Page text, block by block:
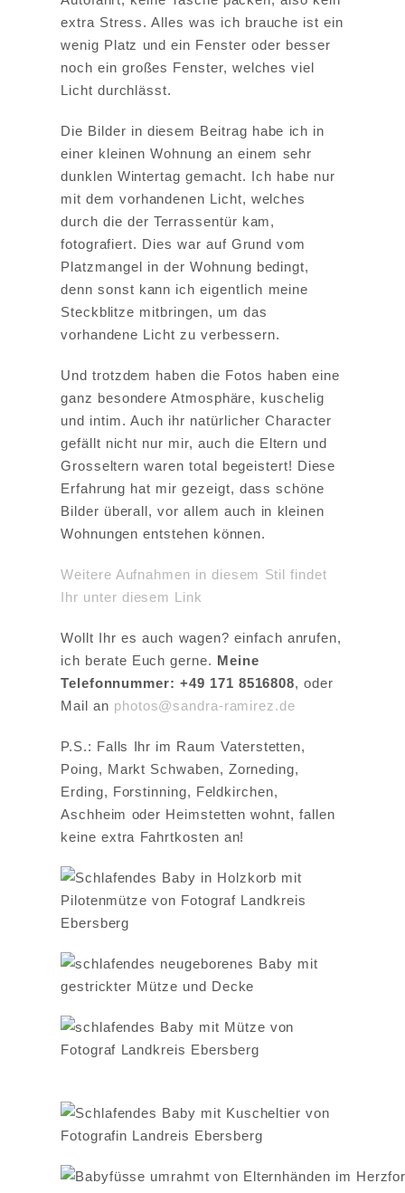
extra Stress. Alles was ich brauche ist ein
wenig Platz und ein Fenster oder besser
noch ein großes Fenster, welches viel
Licht durchlässt.
Die Bilder in diesem Beitrag habe ich in
einer kleinen Wohnung an einem sehr
dunklen Wintertag gemacht. Ich habe nur
mit dem vorhandenen Licht, welches
durch die der Terrassentür kam,
fotografiert. Dies war auf Grund vom
Platzmangel in der Wohnung bedingt,
denn sonst kann ich eigentlich meine
Steckblitze mitbringen, um das
vorhandene Licht zu verbessern.
Und trotzdem haben die Fotos haben eine
ganz besondere Atmosphäre, kuschelig
und intim. Auch ihr natürlicher Character
gefällt nicht nur mir, auch die Eltern und
Grosseltern waren total begeistert! Diese
Erfahrung hat mir gezeigt, dass schöne
Bilder überall, vor allem auch in kleinen
Wohnungen entstehen können.
Weitere Aufnahmen in diesem Stil findet
Ihr unter diesem Link
Wollt Ihr es auch wagen? einfach anrufen,
ich berate Euch gerne. Meine
Telefonnummer: +49 171 8516808, oder
Mail an photos@sandra-ramirez.de
P.S.: Falls Ihr im Raum Vaterstetten,
Poing, Markt Schwaben, Zorneding,
Erding, Forstinning, Feldkirchen,
Aschheim oder Heimstetten wohnt, fallen
keine extra Fahrtkosten an!